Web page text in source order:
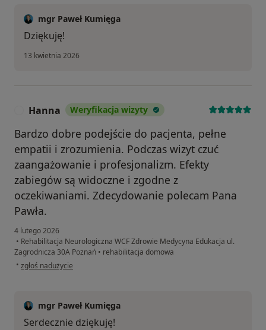
mgr Paweł Kumięga
Dziękuję!
13 kwietnia 2026
Hanna Weryfikacja wizyty
Bardzo dobre podejście do pacjenta, pełne
empatii i zrozumienia. Podczas wizyt czuć
zaangażowanie i profesjonalizm. Efekty
zabiegów są widoczne i zgodne z
oczekiwaniami. Zdecydowanie polecam Pana
Pawła.
4 lutego 2026
• Rehabilitacja Neurologiczna WCF Zdrowie Medycyna Edukacja ul.
Zagrodnicza 30A Poznań • rehabilitacja domowa
• w opinii użytkownika Hanna
zgłoś nadużycie
mgr Paweł Kumięga
Serdecznie dziękuję!